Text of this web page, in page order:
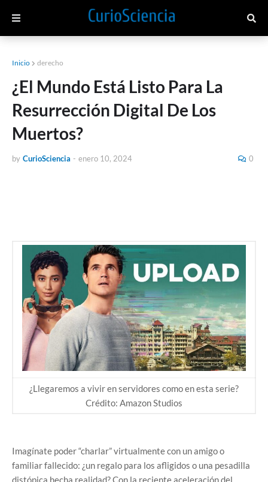
Inicio derecho
¿El Mundo Está Listo Para La
Resurrección Digital De Los
Muertos?
by CurioSciencia - enero 10, 2024 0
¿Llegaremos a vivir en servidores como en esta serie?
Crédito: Amazon Studios
Imagínate poder “charlar” virtualmente con un amigo o
familiar fallecido: ¿un regalo para los afligidos o una pesadilla
distópica hecha realidad? Con la reciente aceleración del